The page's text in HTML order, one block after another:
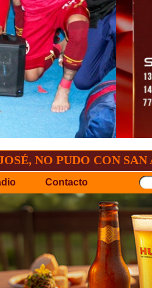
CON SAN ANTONIO
Contacto